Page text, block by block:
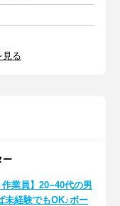
見る
ー
作業員】20~40代の男
未経験でもOK♪ボー